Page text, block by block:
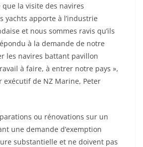
la visite des navires
yachts apporte à l’industrie
et nous sommes ravis qu’ils
à la demande de notre
les navires battant pavillon
à faire, à entrer notre pays »,
de NZ Marine, Peter
ou rénovations sur un
une demande d’exemption
substantielle et ne doivent pas